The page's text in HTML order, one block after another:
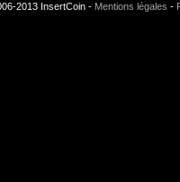
2013 InsertCoin - Mentions légales -